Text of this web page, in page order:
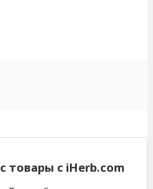
товары с iHerb.com